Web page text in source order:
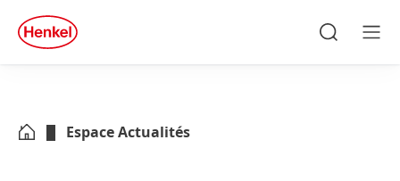
Skip to footer
quick
search
Espace Actualités